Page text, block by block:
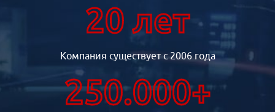
20 лет
Компания существует с 2006 года
250.000+